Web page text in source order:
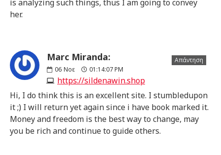
is analyzing such things, thus I am going to convey
her.
Marc Miranda:
06 Νοε 01:14:07 PM
https://sildenawin.shop
Απάντηση
Hi, I do think this is an excellent site. I stumbledupon
it ;) I will return yet again since i have book marked it.
Money and freedom is the best way to change, may
you be rich and continue to guide others.